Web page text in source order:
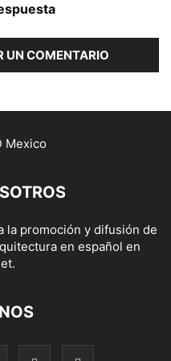
UN COMENTARIO
la promoción y difusión de
en español en